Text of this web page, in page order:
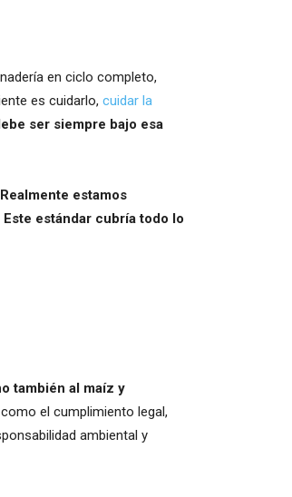
en ciclo completo,
es cuidarlo, cuidar la
ser siempre bajo esa
estamos
estándar cubría todo lo
también al maíz y
el cumplimiento legal,
ambiental y